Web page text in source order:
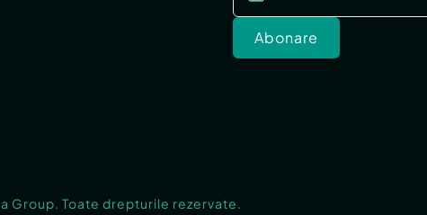
Abonare
Group. Toate drepturile rezervate.